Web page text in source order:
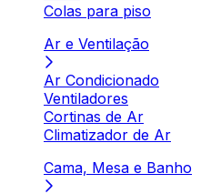
Colas para piso
Ar e Ventilação
Ar Condicionado
Ventiladores
Cortinas de Ar
Climatizador de Ar
Cama, Mesa e Banho